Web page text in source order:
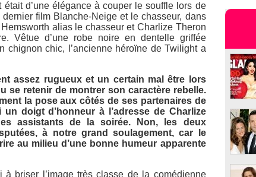
d’une élégance à couper le souffle lors de
dernier film Blanche-Neige et le chasseur, dans
alias le chasseur et Charlize Theron
Vêtue d’une robe noire en dentelle griffée
chignon chic, l’ancienne héroïne deTwilighta
assez rugueux et un certain mal être lors
se retenir de montrer son caractère rebelle.
la pose aux côtés de ses partenaires de
doigt d’honneur à l’adresse de Charlize
assistants de la soirée. Non, les deux
à notre grand soulagement, car le
au milieu d’une bonne humeur apparente
briser l’image très classe de la comédienne